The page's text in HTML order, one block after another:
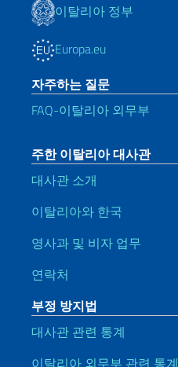
이탈리아 정부
Europa.eu
자주하는 질문
FAQ-이탈리아 외무부
주한 이탈리아 대사관
대사관 소개
이탈리아와 한국
영사과 및 비자 업무
연락처
부정 방지법
대사관 관련 통계
이탈리아 외무부 관련 통계